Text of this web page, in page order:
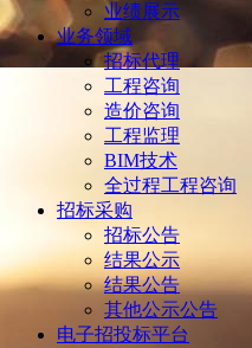
业绩展示
业务领域
招标代理
工程咨询
造价咨询
工程监理
BIM技术
全过程工程咨询
招标采购
招标公告
结果公示
结果公告
其他公示公告
电子招投标平台